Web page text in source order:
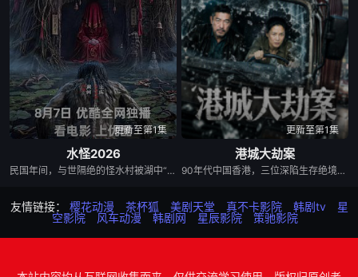
更新至第1集
水怪2026
民国年间，与世隔绝的怪水村被湖中“水猴子”所扰。此物实为濒危水栖人猿，能模仿人言诱杀村民。少年水生幼年目睹父亲惨死其手，自此深陷恐惧。村中长老三叔公借祭祀之名行愚昧统治，以活人献祭暂息水怪，却埋下更深祸根。连年暴雨与人为侵扰激怒水猴子，袭击频发。当香兰之弟被食、其父莫叔反抗被杀，香兰决意以身献祭复仇。水生幡然觉醒，不再逃避，联合青年村民布设机关陷阱，假借献祭诱敌。恶战后水怪被擒，却于庆功夜破笼而出，血洗村庄，三叔公亦命丧其口。村民终于醒悟：迷信退让换不来平安。水生断发持叉，率众设伏，以智慧与血勇将水怪斩杀。晨光中，他与香兰相扶而立，唯有直面恐惧、团结抗争，方能驱散千年阴霾，重获新生。
更新至第1集
港城大劫案
90年代中国香港，三位深陷生存绝境的底层小人物，因一场劫案命运交织。押款员唐月玲急需巨款为心脏病父亲做移植手术；搭档李国荣遭杀猪盘骗光积蓄，还面临失业危机；街坊丧坤在黑帮九纹龙手下谋生，不慎弄丢社团钱款，遭黑帮全城追杀。走投无路的唐月玲与丧坤打算抢夺黑帮钱财，行动失败偶遇李国荣，行车记录仪拍下二人图谋。李国荣顺势提议联手打劫押款车，计划借大坑舞火龙盛典人流管制实施行动，三人在煎熬中达成共识。 行动当晚局势彻底失控：追杀丧坤的黑帮、全副武装的南亚悍匪、本欲假意劫车的三人形成三方混战。三人不忍伤及无辜，驾车转移至僻静处，凭借安保专业能力拼死制服悍匪，押运现金却在激战中焚毁。所幸损失由保险全额赔付，三人因挺身而出勇斗歹徒获得公司嘉奖。丰厚奖金化解所有人困境，唐父手术顺利，丧坤告别黑道拜师经营烧鹅店。影片借跌宕劫案，刻画普通人在金钱诱惑下的道德挣扎，传递坚守底线、向善终有出路的正向内核。
友情链接： 樱花动漫 茶杯狐 美剧天堂 真不卡影院 韩剧tv
星
空影院
风车动漫 韩剧网 星辰影院 策驰影院